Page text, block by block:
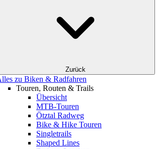
Zurück
zu Biken & Radfahren
Touren, Routen & Trails
Übersicht
MTB-Touren
Ötztal Radweg
Bike & Hike Touren
Singletrails
Shaped Lines